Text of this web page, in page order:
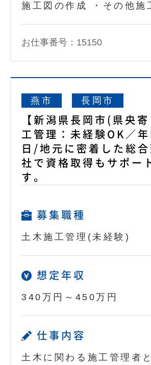
施工図の作成 ・その他施
お仕事番号：15150
燕市
長岡市
【新潟県長岡市(県央
工管理：未経験OK／
日/地元に密着した総
社で資格取得もサポー
す。
募集職種
土木施工管理(未経験)
想定年収
340万円～450万円
仕事内容
土木に関わる施工管理者